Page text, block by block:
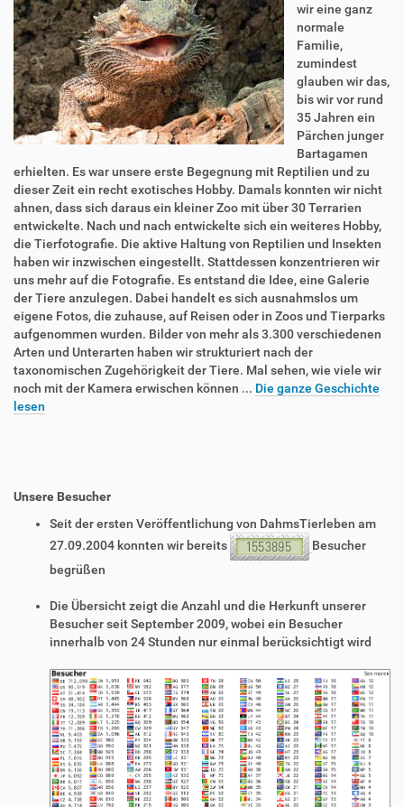
wir eine ganz
normale
Familie,
zumindest
glauben wir das,
bis wir vor rund
35 Jahren ein
Pärchen junger
Bartagamen
erhielten. Es war unsere erste Begegnung mit Reptilien und zu
dieser Zeit ein recht exotisches Hobby. Damals konnten wir nicht
ahnen, dass sich daraus ein kleiner Zoo mit über 30 Terrarien
entwickelte. Nach und nach entwickelte sich ein weiteres Hobby,
die Tierfotografie. Die aktive Haltung von Reptilien und Insekten
haben wir inzwischen eingestellt. Stattdessen konzentrieren wir
uns mehr auf die Fotografie. Es entstand die Idee, eine Galerie
der Tiere anzulegen. Dabei handelt es sich ausnahmslos um
eigene Fotos, die zuhause, auf Reisen oder in Zoos und Tierparks
aufgenommen wurden. Bilder von mehr als 3.300 verschiedenen
Arten und Unterarten haben wir strukturiert nach der
taxonomischen Zugehörigkeit der Tiere. Mal sehen, wie viele wir
noch mit der Kamera erwischen können ... Die ganze Geschichte
lesen
Unsere Besucher
Seit der ersten Veröffentlichung von DahmsTierleben am
27.09.2004 konnten wir bereits
Besucher
begrüßen
Die Übersicht zeigt die Anzahl und die Herkunft unserer
Besucher seit September 2009, wobei ein Besucher
innerhalb von 24 Stunden nur einmal berücksichtigt wird